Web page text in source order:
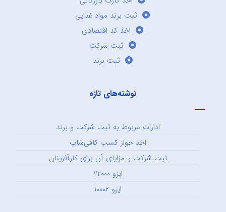
ثبت برند مواد غذایی
اخذ کد اقتصادی
ثبت شرکت
ثبت برند
نوشته‌های تازه
ادارات مربوط به ثبت شرکت و برند
اخذ جواز کسب کافی‌شاپ
ثبت شرکت و مزایای آن برای کارآفرینان
ایزو ۲۲۰۰۰
ایزو ۱۰۰۰۲